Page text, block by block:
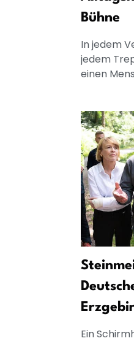
Bühne
In jedem
jedem
einen
Ein